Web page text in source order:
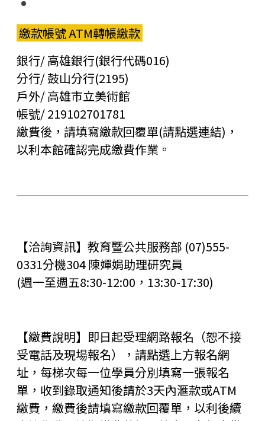
繳款帳號 ATM轉帳繳款
銀行/ 高雄銀行(銀行代碼016)
分行/ 鼓山分行(2195)
戶外/ 高雄市立美術館
帳號/ 219102701781
繳費後，請填寫繳款回覆單(請點選連結)，
以利本館確認完成繳費作業。
【洽詢資訊】教育暨公共服務部 (07)555-
0331分機304 陳嬋娟助理研究員
(週一至週五8:30-12:00，13:30-17:30)
【繳費說明】即日起受理網路報名（恕不接
受電話及現場報名），請點選上方報名網
址，每梯次每一位學員分別填寫一張報名
單，收到錄取通知後請於3天內滙款或ATM
繳費，繳費後請填寫繳款回覆單，以利後續